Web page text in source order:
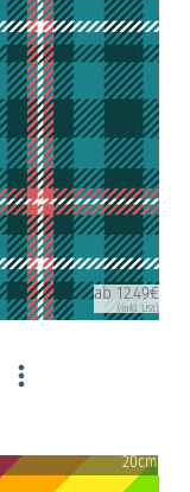
ab 12.49€
(inkl. USt)
20cm